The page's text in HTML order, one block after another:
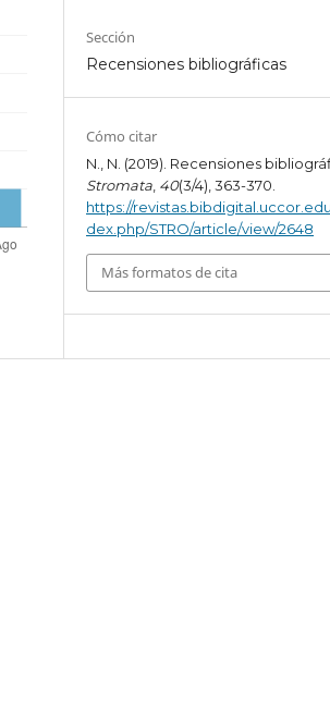
Sección
Recensiones bibliográficas
Cómo citar
N., N. (2019). Recensiones
Stromata 40(3/4), 363-370.
https://
dex.php/STRO/article/view/2648
Más formatos de cita